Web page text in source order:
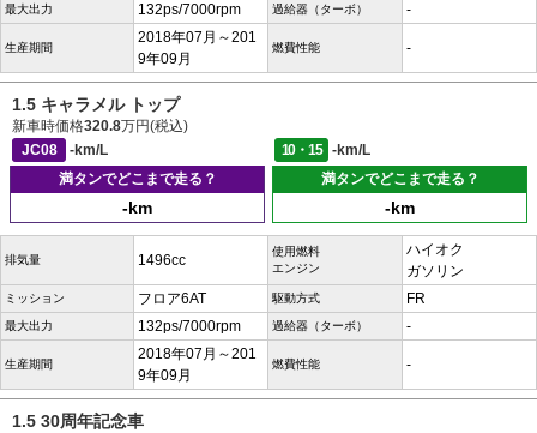
最大出力 132ps/7000rpm 過給器（ターボ） -
生産期間
2018年07月～201
9年09月
燃費性能 -
1.5 キャラメル トップ
新車時価格320.8万円(税込)
JC08
-km/L 10・15
-km/L
満タンでどこまで走る？
-km
満タンでどこまで走る？
-km
排気量 1496cc
使用燃料
エンジン
ハイオク
ガソリン
ミッション フロア6AT 駆動方式 FR
最大出力 132ps/7000rpm 過給器（ターボ） -
生産期間
2018年07月～201
9年09月
燃費性能 -
1.5 30周年記念車